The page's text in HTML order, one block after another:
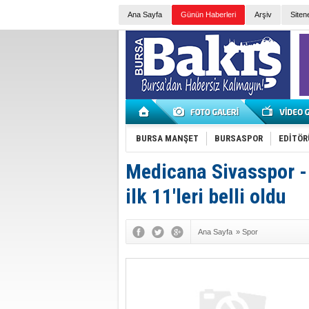
Ana Sayfa Günün Haberleri Arşiv
BURSA MANŞET BURSASPOR
Medicana Sivasspor
ilk 11'leri belli oldu
Ana Sayfa » Spor